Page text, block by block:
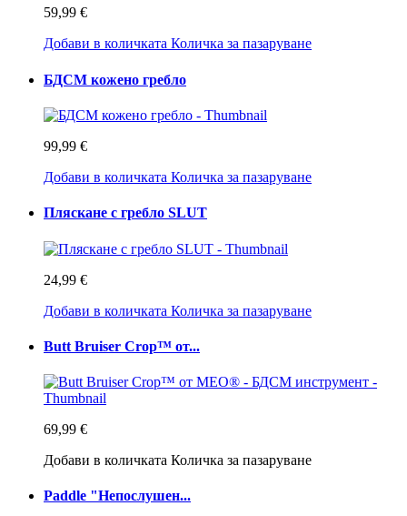
59,99 €
Добави в количката Количка за пазаруване
БДСМ кожено гребло
99,99 €
Добави в количката Количка за пазаруване
Пляскане с гребло SLUT
24,99 €
Добави в количката Количка за пазаруване
Butt Bruiser Crop™ от...
69,99 €
Добави в количката Количка за пазаруване
Paddle "Непослушен...